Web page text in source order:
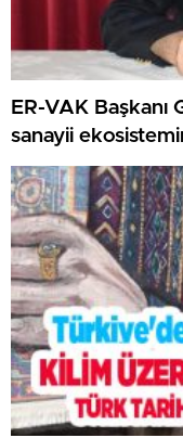
ER-VAK Başkanı
sanayii
edilmeli”..